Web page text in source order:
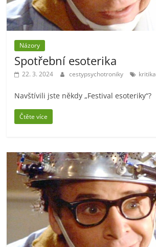
Názory
Spotřební esoterika
22. 3. 2024 cestypsychotroniky kritika
Navštívili jste někdy „Festival esoteriky“?
Čtěte více